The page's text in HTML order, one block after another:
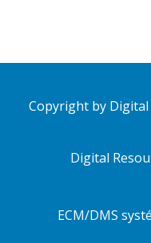
Copyright by Digital
Digital
ECM/DMS